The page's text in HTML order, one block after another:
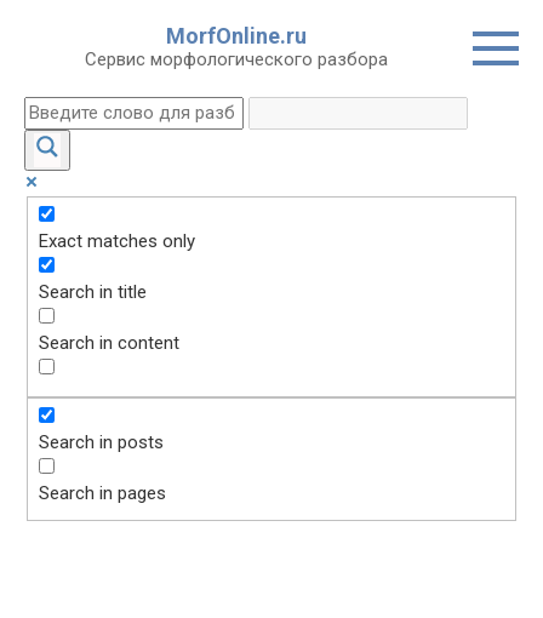
MorfOnline.ru
Сервис морфологического разбора
Exact matches only
Search in title
Search in content
Search in posts
Search in pages